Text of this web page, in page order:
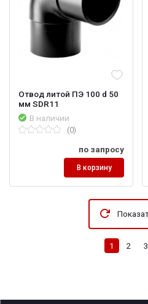
Отвод литой ПЭ 100 d 50
мм SDR11
В наличии
(0)
по запросу
В корзину
1 2 3